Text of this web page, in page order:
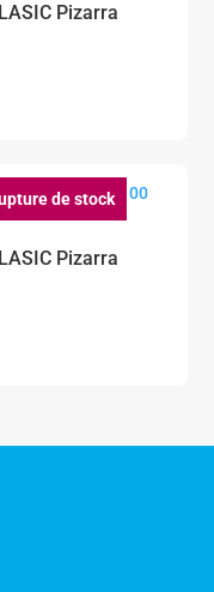
Pizarra
de stock
Pizarra